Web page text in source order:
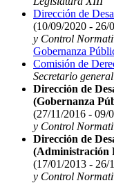
Dirección de
(10/09/2020 - 26/
y Control
Gobernanza
Comisión de
Secretario general
Dirección de
(Gobernanza
(27/11/2016 - 09/
y Control
Dirección de
(Administración
(17/01/2013 - 26/
y Control